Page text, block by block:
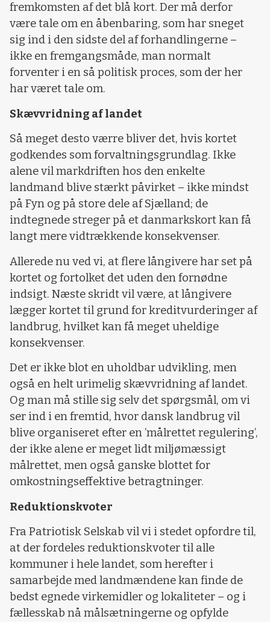
fremkomsten af det blå kort. Der må derfor
være tale om en åbenbaring, som har sneget
sig ind i den sidste del af forhandlingerne –
ikke en fremgangsmåde, man normalt
forventer i en så politisk proces, som der her
har været tale om.
Skævvridning af landet
Så meget desto værre bliver det, hvis kortet
godkendes som forvaltningsgrundlag. Ikke
alene vil markdriften hos den enkelte
landmand blive stærkt påvirket – ikke mindst
på Fyn og på store dele af Sjælland; de
indtegnede streger på et danmarkskort kan få
langt mere vidtrækkende konsekvenser.
Allerede nu ved vi, at flere långivere har set på
kortet og fortolket det uden den fornødne
indsigt. Næste skridt vil være, at långivere
lægger kortet til grund for kreditvurderinger af
landbrug, hvilket kan få meget uheldige
konsekvenser.
Det er ikke blot en uholdbar udvikling, men
også en helt urimelig skævvridning af landet.
Og man må stille sig selv det spørgsmål, om vi
ser ind i en fremtid, hvor dansk landbrug vil
blive organiseret efter en ’målrettet regulering’,
der ikke alene er meget lidt miljømæssigt
målrettet, men også ganske blottet for
omkostningseffektive betragtninger.
Reduktionskvoter
Fra Patriotisk Selskab vil vi i stedet opfordre til,
at der fordeles reduktionskvoter til alle
kommuner i hele landet, som herefter i
samarbejde med landmændene kan finde de
bedst egnede virkemidler og lokaliteter – og i
fællesskab nå målsætningerne og opfylde